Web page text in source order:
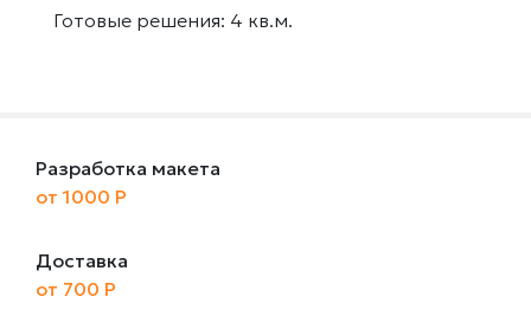
Готовые решения: 4 кв.м.
Разработка макета
от 1000 Р
Доставка
от 700 Р